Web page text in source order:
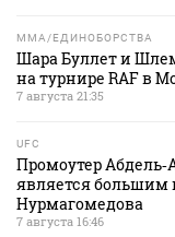
MMA/ЕДИНОБОРСТВА
Шара Буллет и
на турнире RAF в
7 августа 21:35
UFC
Промоутер
является
Нурмагомедова
7 августа 16:46